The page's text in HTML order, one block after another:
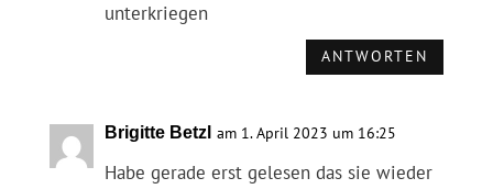
unterkriegen
ANTWORTEN
Brigitte Betzl am 1. April 2023 um 16:25
Habe gerade erst gelesen das sie wieder